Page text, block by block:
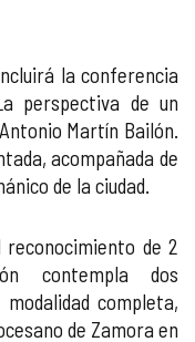
la conferencia
perspectiva de un
Martín Bailón.
acompañada de
de la ciudad.
de 2
contempla dos
completa,
de Zamora en